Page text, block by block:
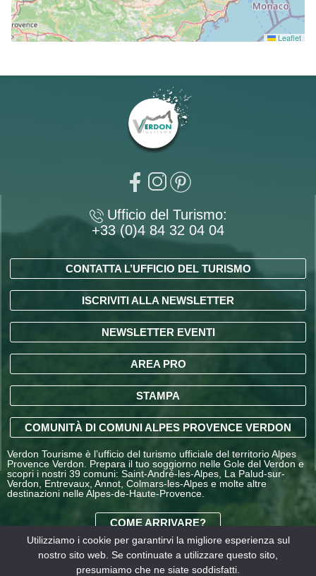
Leaflet
Ufficio del Turismo:
+33 (0)4 84 32 04 04
CONTATTA L’UFFICIO DEL TURISMO
ISCRIVITI ALLA NEWSLETTER
NEWSLETTER EVENTI
AREA PRO
STAMPA
COMUNITÀ DI COMUNI ALPES PROVENCE VERDON
Verdon Tourisme è l’ufficio del turismo ufficiale del territorio Alpes
Provence Verdon. Prepara il tuo soggiorno nelle Gole del Verdon e
scopri i nostri 39 comuni: Saint-André-les-Alpes, La Palud-sur-
Verdon, Entrevaux, Annot, Colmars-les-Alpes e molte altre
destinazioni nelle Alpes-de-Haute-Provence.
COME ARRIVARE?
CONDIZIONI GENERALI
Utilizziamo i cookie per garantirvi la migliore esperienza sul
nostro sito web. Se continuate a utilizzare questo sito,
presumiamo che ne siate soddisfatti.